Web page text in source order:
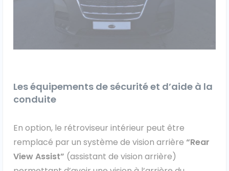
Réservation véhicule
Les équipements de sécurité et d’aide à la
conduite
En option, le rétroviseur intérieur peut être
remplacé par un système de vision arrière “Rear
View Assist” (assistant de vision arrière)